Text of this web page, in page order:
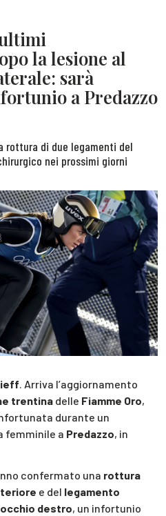
la lesione al
sarà
a Predazzo
rottura di due legamenti del
nei prossimi giorni
. Arriva l’aggiornamento
trentina delle Fiamme Oro,
durante un
femminile a Predazzo, in
confermato una rottura
e del legamento
destro, un infortunio